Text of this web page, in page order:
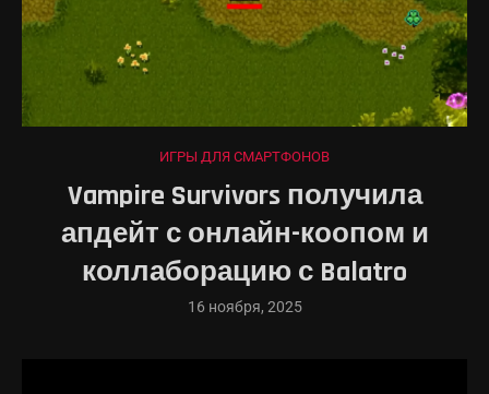
ИГРЫ ДЛЯ СМАРТФОНОВ
Vampire Survivors получила
апдейт с онлайн-коопом и
коллаборацию с Balatro
16 ноября, 2025